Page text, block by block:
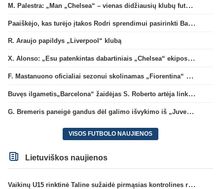
M. Palestra: „Man „Chelsea“ – vienas didžiausių klubų futbole“
Paaiškėjo, kas turėjo įtakos Rodri sprendimui pasirinkti Barselonos pusę
R. Araujo papildys „Liverpool“ klubą
X. Alonso: „Esu patenkintas dabartiniais „Chelsea“ ekipos vartininkais“
F. Mastanuono oficialiai sezonui skolinamas „Fiorentina“ ekipai
Buvęs ilgametis„Barcelona“ žaidėjas S. Roberto artėja link persikėlimo į MLS
G. Bremeris paneigė gandus dėl galimo išvykimo iš „Juventus“ klubo
VISOS FUTBOLO NAUJIENOS
Lietuviškos naujienos
Vaikinų U15 rinktinė Taline sužaidė pirmąsias kontrolines rungtynes